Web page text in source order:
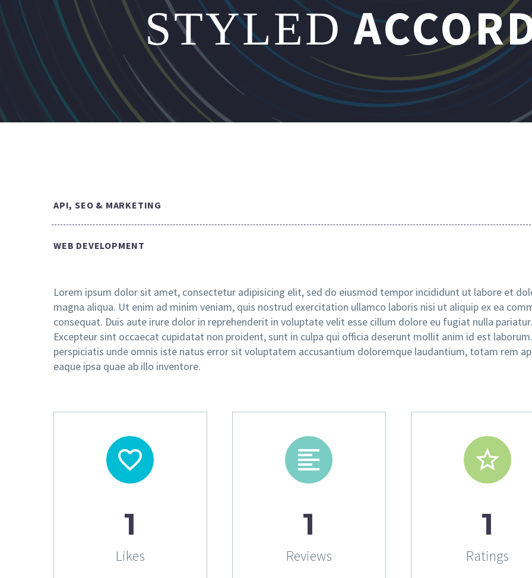
STYLED
API, SEO & MARKETING
WEB DEVELOPMENT
Lorem ipsum dolor sit amet, consectetur adipisicing elit, sed do eiusmod tempor incididunt ut labore et
magna aliqua. Ut enim ad minim veniam, quis nostrud exercitation ullamco laboris nisi ut aliquip ex ea
consequat. Duis aute irure dolor in reprehenderit in voluptate velit esse cillum dolore eu fugiat nulla pariatur.
Excepteur sint occaecat cupidatat non proident, sunt in culpa qui officia deserunt mollit anim id est
perspiciatis unde omnis iste natus error sit voluptatem accusantium doloremque laudantium, totam rem
eaque ipsa quae ab illo inventore.


1
Likes


1
Reviews


1
Ratings